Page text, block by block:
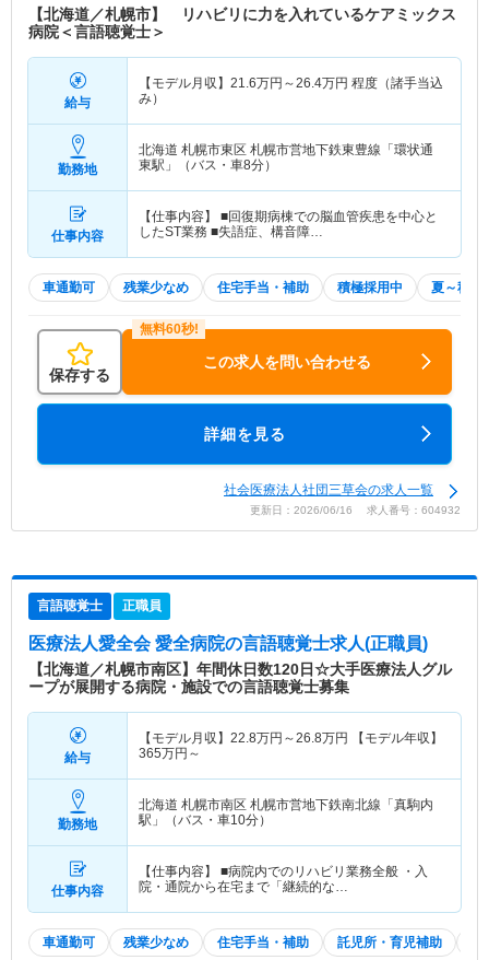
【北海道／札幌市】 リハビリに力を入れているケアミックス
病院＜言語聴覚士＞
給与
【モデル月収】 21.6万円～26.4万円 程度（諸手当込
み）
勤務地
北海道 札幌市東区 札幌市営地下鉄東豊線「環状通
東駅」（バス・車8分）
仕事内容
【仕事内容】 ■回復期病棟での脳血管疾患を中心と
したST業務 ■失語症、構音障…
車通勤可 残業少なめ 住宅手当・補助 積極採用中 夏～秋入
保存する
この求人を問い合わせる
詳細を見る
社会医療法人社団三草会の求人一覧
更新日：2026/06/16 求人番号：604932
言語聴覚士 正職員
医療法人愛全会 愛全病院の言語聴覚士求人(正職員)
【北海道／札幌市南区】年間休日数120日☆大手医療法人グル
ープが展開する病院・施設での言語聴覚士募集
給与
【モデル月収】 22.8万円～26.8万円
【モデル年収】
365万円～
勤務地
北海道 札幌市南区 札幌市営地下鉄南北線「真駒内
駅」（バス・車10分）
仕事内容
【仕事内容】 ■病院内でのリハビリ業務全般 ・入
院・通院から在宅まで「継続的な…
車通勤可 残業少なめ 住宅手当・補助 託児所・育児補助